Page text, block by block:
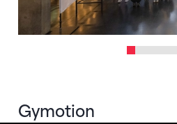
Gymotion